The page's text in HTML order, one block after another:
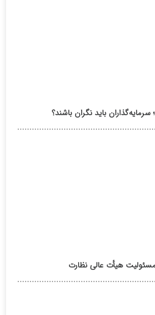
باید نگران باشند؟
هیأت عالی نظارت